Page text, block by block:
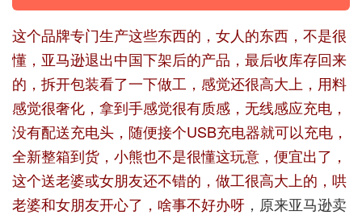
这个品牌专门生产这些东西的，女人的东西，不是很
懂，亚马逊退出中国下架后的产品，最后收库存回来
的，拆开包装看了一下做工，感觉还很高大上，用料
感觉很奢化，拿到手感觉很有质感，无线感应充电，
没有配送充电头，随便接个USB充电器就可以充电，
全新整箱到货，小熊也不是很懂这玩意，便宜出了，
这个送老婆或女朋友还不错的，做工很高大上的，哄
老婆和女朋友开心了，啥事不好办呀 ，原来亚马逊卖